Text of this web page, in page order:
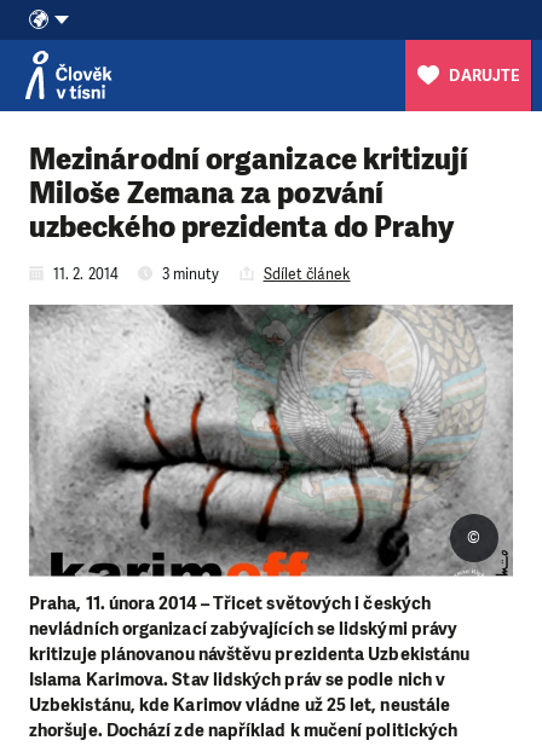
DARUJTE
Mezinárodní organizace kritizují
Miloše Zemana za pozvání
uzbeckého prezidenta do Prahy
11. 2. 2014 3 minuty Sdílet článek
Praha, 11. února 2014 – Třicet světových i českých
nevládních organizací zabývajících se lidskými právy
kritizuje plánovanou návštěvu prezidenta Uzbekistánu
Islama Karimova. Stav lidských práv se podle nich v
Uzbekistánu, kde Karimov vládne už 25 let, neustále
zhoršuje. Dochází zde například k mučení politických
©